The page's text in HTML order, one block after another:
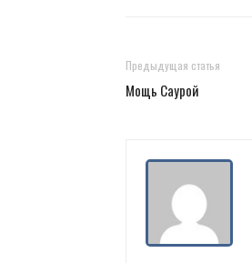
Предыдущая статья
Мощь Саурой